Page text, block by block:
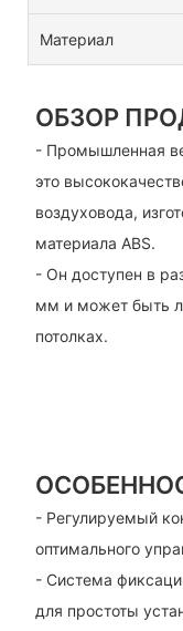
Материал
ОБЗОР
- Промышленная
это
воздуховода,
материала ABS.
- Он доступен в
мм и может быть
потолках.
- Регулируемый
оптимального
- Система
для простоты